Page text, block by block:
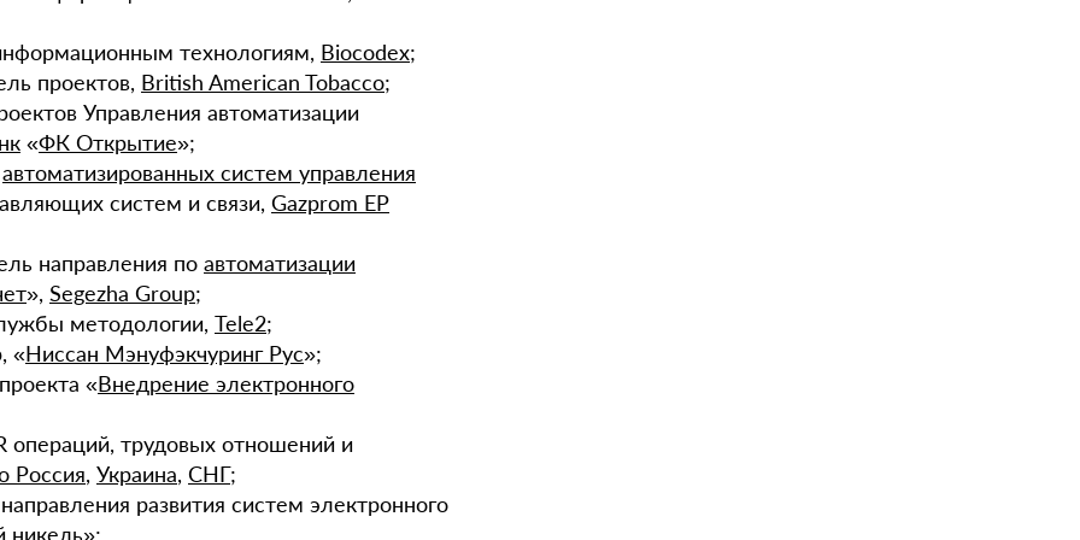
технологиям, Biocodex;
проектов, British American Tobacco;
Управления автоматизации
«ФК Открытие»;
автоматизированных систем управления
систем и связи, Gazprom EP
направления по автоматизации
», Segezha Group;
методологии, Tele2;
«Ниссан Мэнуфэкчуринг Рус»;
«Внедрение электронного
операций, трудовых отношений и
Россия, Украина, СНГ;
развития систем электронного
никель»;